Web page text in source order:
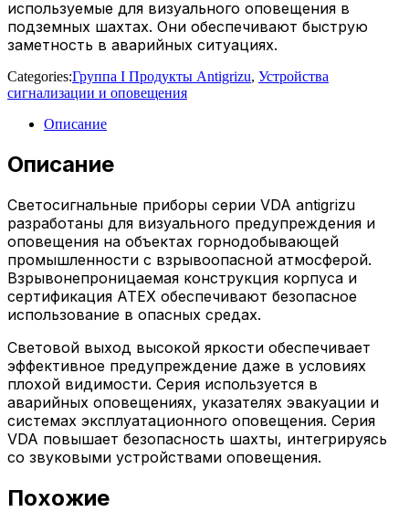
используемые для визуального оповещения в
подземных шахтах. Они обеспечивают быструю
заметность в аварийных ситуациях.
Categories:Группа I Продукты Antigrizu, Устройства
сигнализации и оповещения
Описание
Описание
Светосигнальные приборы серии VDA antigrizu
разработаны для визуального предупреждения и
оповещения на объектах горнодобывающей
промышленности с взрывоопасной атмосферой.
Взрывонепроницаемая конструкция корпуса и
сертификация ATEX обеспечивают безопасное
использование в опасных средах.
Световой выход высокой яркости обеспечивает
эффективное предупреждение даже в условиях
плохой видимости. Серия используется в
аварийных оповещениях, указателях эвакуации и
системах эксплуатационного оповещения. Серия
VDA повышает безопасность шахты, интегрируясь
со звуковыми устройствами оповещения.
Похожие